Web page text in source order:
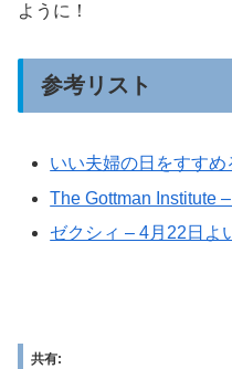
ように！
参考リスト
いい夫婦の日をすすめ
The Gottman Institute
ゼクシィ – 4月22日よ
共有: